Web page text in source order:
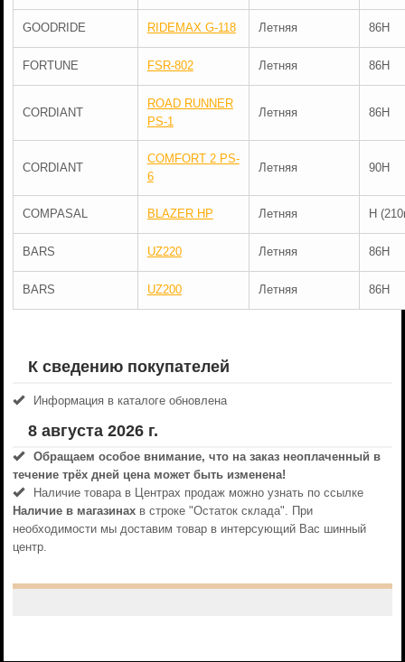
GOODRIDE RIDEMAX G-118 Летняя 86H
FORTUNE FSR-802 Летняя 86H
CORDIANT
ROAD RUNNER
PS-1
Летняя 86H
CORDIANT
COMFORT 2 PS-
6
Летняя 90H
COMPASAL BLAZER HP Летняя H
BARS UZ220 Летняя 86H
BARS UZ200 Летняя 86H
К сведению покупателей
Информация в каталоге обновлена
8 августа 2026 г.
Обращаем особое внимание, что на заказ неоплаченный в
течениe трёх дней цена может быть изменена!
Наличие товара в Центрах продаж можно узнать по ссылке
Наличие в магазинахв строке "Остаток склада". При
необходимости мы доставим товар в интерсующий Вас шинный
центр.